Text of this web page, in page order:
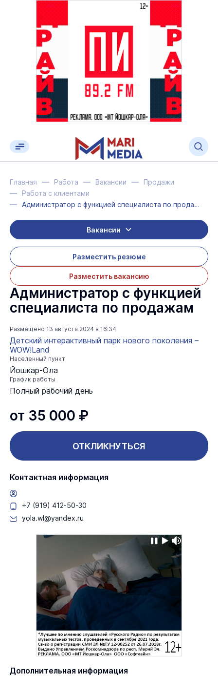
Главная Работа Вакансии
Продажи
Работа с клиентами
Администратор с функцией специалиста по продажам
Разместить резюме
Разместить вакансию
Вакансии
Администратор с функцией
специалиста по продажам
Размещено 13 августа 2024 в 16:34
Детский интерактивный парк нового поколения –
WOW!Land
Населенный пункт
Йошкар-Ола
График работы
Полный рабочий день
от 35 000 ₽
ОТКЛИКНУТЬСЯ
Контактная информация
+7 (919) 412-50-30
yola.wl@yandex.ru
Дополнительная информация